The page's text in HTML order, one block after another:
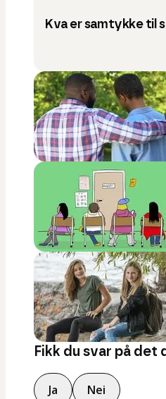
Kva er samtykke til
Fikk du svar på det
Ja Nei